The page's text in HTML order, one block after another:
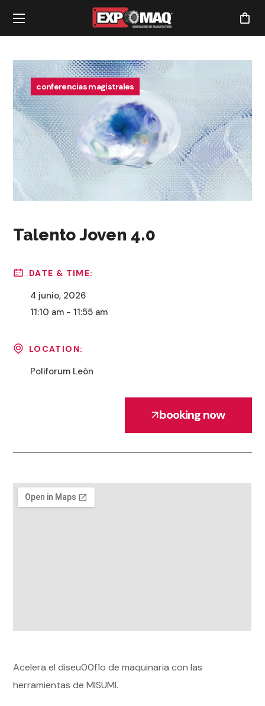
conferencias magistrales
Talento Joven 4.0
DATE & TIME:
4 junio, 2026
11:10 am - 11:55 am
LOCATION:
Poliforum León
booking now
Acelera el diseu00f1o de maquinaria con las
herramientas de MISUMI.